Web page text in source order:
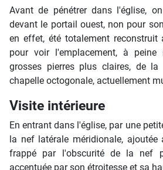
Avant de pénétrer dans l'église,
devant le portail ouest, non pour
en effet, été totalement reconstruit
pour voir l'emplacement, à peine
grosses pierres plus claires, de
chapelle octogonale, actuellement
Visite intérieure
En entrant dans l'église, par une
la nef latérale méridionale, ajoutée
frappé par l'obscurité de la nef
accentuée par son étroitesse et sa